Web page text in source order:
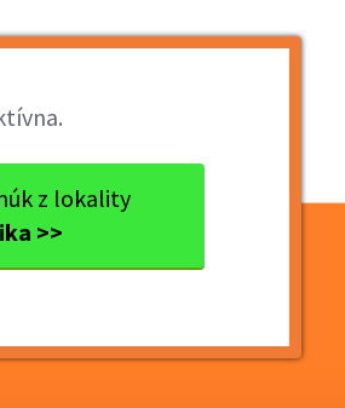
z lokality
>>
Вас интересует автоматизаци...
Работа
-